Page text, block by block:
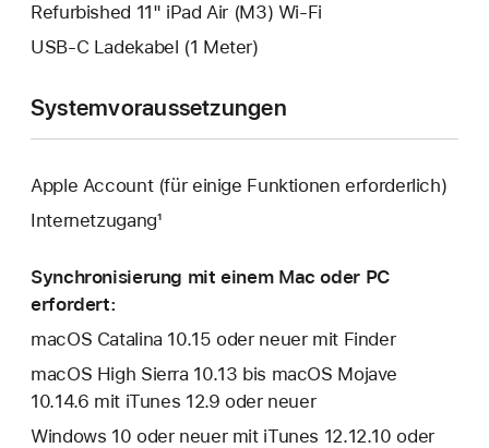
Refurbished 11" iPad Air (M3) Wi-Fi
USB‑C Ladekabel (1 Meter)
Systemvoraussetzungen
Apple Account (für einige Funktionen erforderlich)
Internetzugang¹
Synchronisierung mit einem Mac oder PC
erfordert:
macOS Catalina 10.15 oder neuer mit Finder
macOS High Sierra 10.13 bis macOS Mojave
10.14.6 mit iTunes 12.9 oder neuer
Windows 10 oder neuer mit iTunes 12.12.10 oder